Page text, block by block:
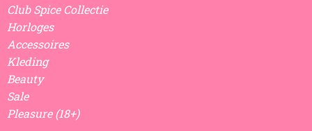
Club Spice Collectie
Horloges
Accessoires
Kleding
Beauty
Sale
Pleasure (18+)